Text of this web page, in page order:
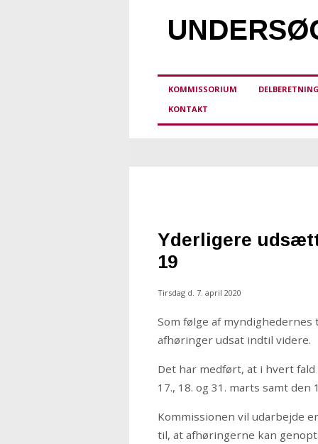
KOMMISSORIUM
KONTAKT
Yderligere
19
Tirsdag d. 7. april 2020
Som følge af
afhøringer udsat indtil videre.
Det har medført, at i hvert
17., 18. og 31. marts samt den
Kommissionen vil udarbejde
til, at afhøringerne kan